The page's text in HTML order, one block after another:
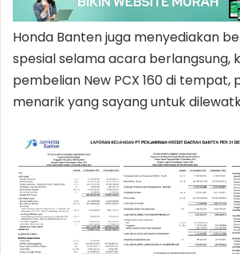
Honda Banten juga menyediakan
spesial selama acara berlangsung,
pembelian New PCX 160 di tempat,
menarik yang sayang untuk